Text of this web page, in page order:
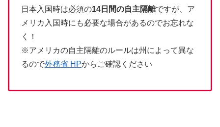
日本入国時は必須の14日間の自主隔離ですが、ア
メリカ入国時にも必要な場合があるのでお忘れな
く！
※アメリカの自主隔離のルールは州によって異な
るので外務省 HPからご確認ください